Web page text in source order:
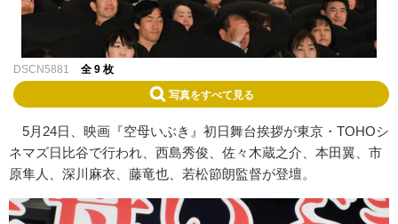
DSCN5881 全 9 枚
写真をすべて見る
5月24日、映画『空母いぶき』初日舞台挨拶が東京・TOHOシ
ネマズ日比谷で行われ、西島秀俊、佐々木蔵之介、本田翼、市
原隼人、深川麻衣、藤竜也、若松節朗監督が登壇。